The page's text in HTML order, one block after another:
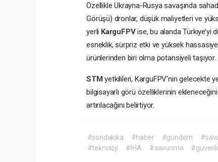
Özellikle Ukrayna-Rusya savaşında
Görüşü) dronlar, düşük maliyetleri ve
yerli KarguFPVise, bu alanda Türkiye’yi
esneklik, sürpriz etki ve yüksek
ürünlerinden biri olma potansiyeli taşıyor.
STMyetkilileri, KarguFPV’nin gelecekte
bilgisayarlı görü özelliklerinin
artırılacağını belirtiyor.
#sondakika #haber #gündem
#teknoloji
#İHA #savunma